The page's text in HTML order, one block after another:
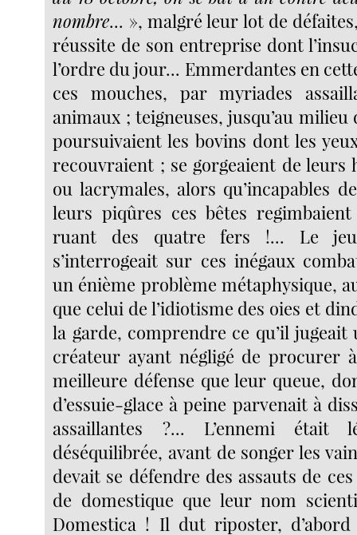
nombre... », malgré leur lot de
réussite de son entreprise dont
l’ordre du jour... Emmerdantes en
ces mouches, par myriades
animaux ; teigneuses, jusqu’au milieu
poursuivaient les bovins dont les
recouvraient ; se gorgeaient de leurs
ou lacrymales, alors qu’incapables
leurs piqûres ces bêtes
ruant des quatre fers !... Le
s’interrogeait sur ces inégaux
un énième problème métaphysique,
que celui de l’idiotisme des oies et
la garde, comprendre ce qu’il
créateur ayant négligé de procurer
meilleure défense que leur queue,
d’essuie-glace à peine parvenait à
assaillantes ?... L’ennemi était
déséquilibrée, avant de songer les
devait se défendre des assauts de
de domestique que leur nom
Domestica ! Il dut riposter,